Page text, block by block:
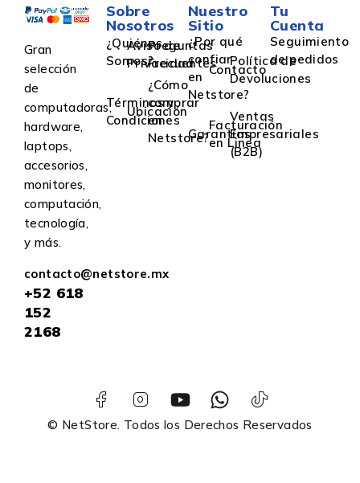
Gran
selección
de
computadoras,
hardware,
laptops,
accesorios,
monitores,
computación,
tecnología,
y más.
contacto@netstore.mx
+52 618
152
2168
Sobre
Nosotros
¿Quiénes
Somos?
Aviso de
Privacidad
Preguntas
Frecuentes
Términos y
Condiciones
Ubicación
¿Cómo
comprar
en
Netstore?
Nuestro
Sitio
¿Por qué
confiar
en
Netstore?
Contacto
Política de
Devoluciones
Garantías
Facturación
en Linea
Ventas
Empresariales
(B2B)
Tu
Cuenta
Seguimiento
de pedidos
© NetStore. Todos los Derechos Reservados